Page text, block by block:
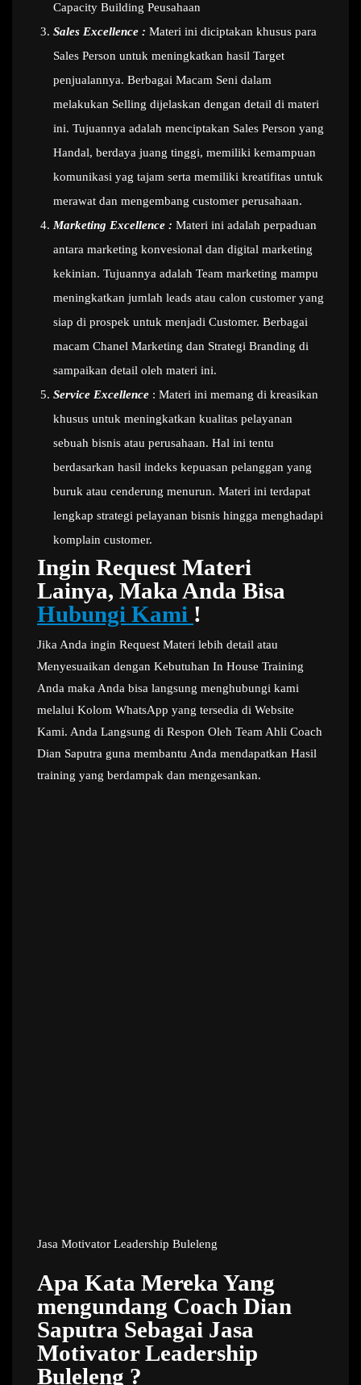
Capacity Building Peusahaan
Sales Excellence : Materi ini diciptakan khusus para
Sales Person untuk meningkatkan hasil Target
penjualannya. Berbagai Macam Seni dalam
melakukan Selling dijelaskan dengan detail di materi
ini. Tujuannya adalah menciptakan Sales Person yang
Handal, berdaya juang tinggi, memiliki kemampuan
komunikasi yag tajam serta memiliki kreatifitas untuk
merawat dan mengembang customer perusahaan.
Marketing Excellence : Materi ini adalah perpaduan
antara marketing konvesional dan digital marketing
kekinian. Tujuannya adalah Team marketing mampu
meningkatkan jumlah leads atau calon customer yang
siap di prospek untuk menjadi Customer. Berbagai
macam Chanel Marketing dan Strategi Branding di
sampaikan detail oleh materi ini.
Service Excellence : Materi ini memang di kreasikan
khusus untuk meningkatkan kualitas pelayanan
sebuah bisnis atau perusahaan. Hal ini tentu
berdasarkan hasil indeks kepuasan pelanggan yang
buruk atau cenderung menurun. Materi ini terdapat
lengkap strategi pelayanan bisnis hingga menghadapi
komplain customer.
Ingin Request Materi
Lainya, Maka Anda Bisa
Hubungi Kami !
Jika Anda ingin Request Materi lebih detail atau
Menyesuaikan dengan Kebutuhan In House Training
Anda maka Anda bisa langsung menghubungi kami
melalui Kolom WhatsApp yang tersedia di Website
Kami. Anda Langsung di Respon Oleh Team Ahli Coach
Dian Saputra guna membantu Anda mendapatkan Hasil
training yang berdampak dan mengesankan.
Jasa Motivator Leadership Buleleng
Apa Kata Mereka Yang
mengundang Coach Dian
Saputra Sebagai Jasa
Motivator Leadership
Buleleng ?